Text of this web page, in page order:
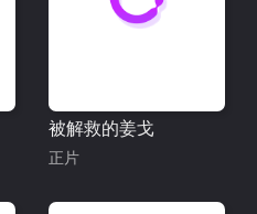
被解救的姜戈
正片